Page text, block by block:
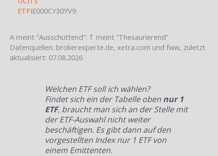
ETFIE000CY30YV9
A meint “Ausschüttend”. T meint “Thesaurierend”
Datenquellen: brokerexperte.de, xetra.com und fww, zuletzt
aktualisiert: 07.08.2026
Welchen ETF soll ich wählen?
Findet sich ein der Tabelle oben nur 1
ETF, braucht man sich an der Stelle mit
der ETF-Auswahl nicht weiter
beschäftigen. Es gibt dann auf den
vorgestellten Index nur 1 ETF von
einem Emittenten.